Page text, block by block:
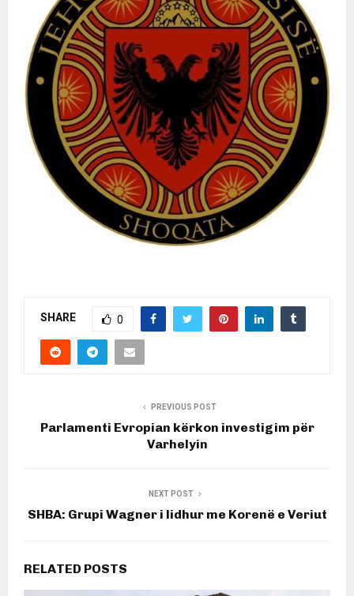
SHARE 0
PREVIOUS POST
Parlamenti Evropian kërkon investigim për
Varhelyin
NEXT POST
SHBA: Grupi Wagner i lidhur me Korenë e Veriut
RELATED POSTS